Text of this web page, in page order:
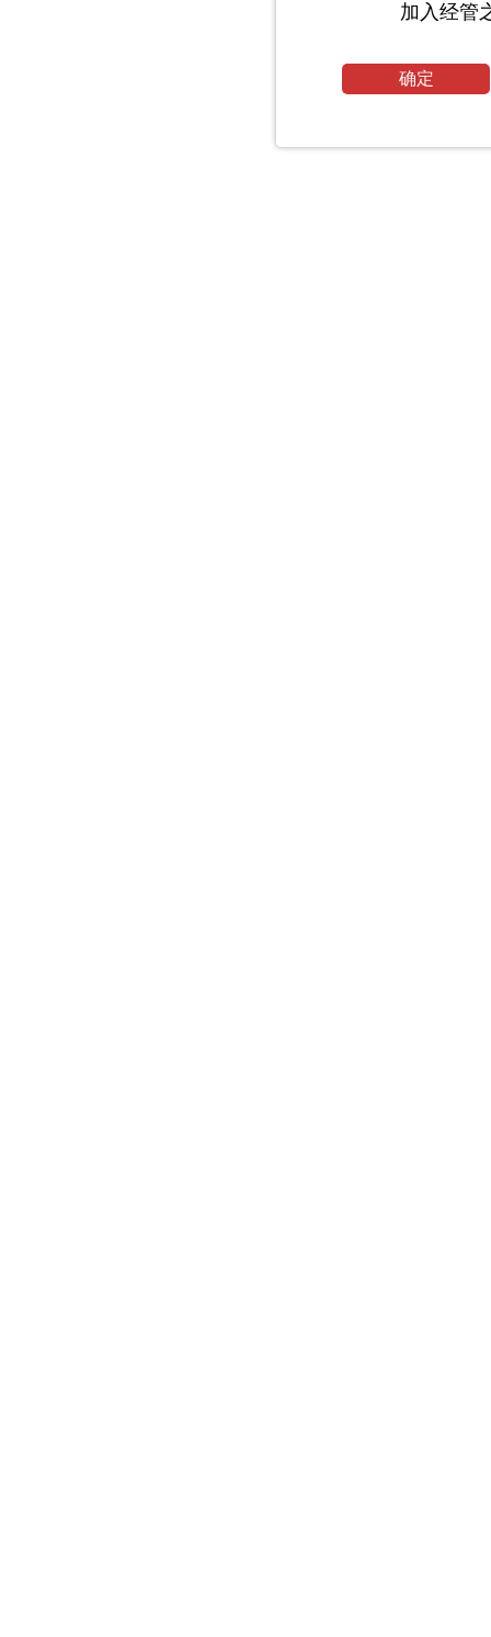
加入经管
确定